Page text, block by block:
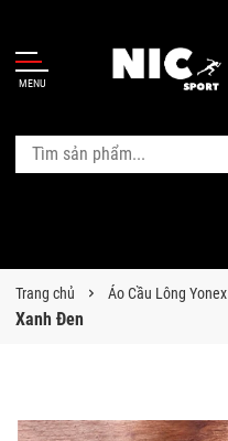
MENU
Trang chủ Áo Cầu Lông Yonex
Xanh Đen